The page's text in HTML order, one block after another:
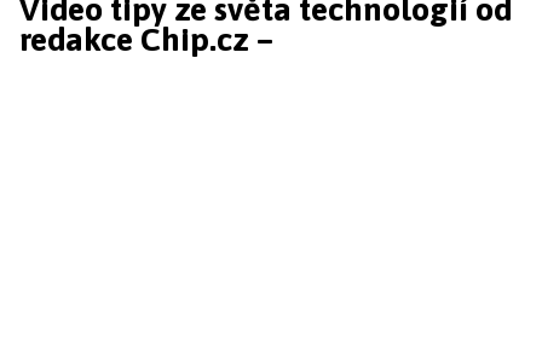
Video tipy ze světa technologií od
redakce Chip.cz –